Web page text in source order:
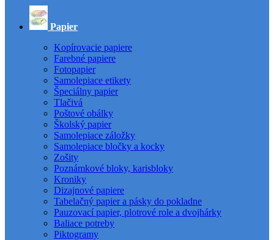
Papier
Kopírovacie papiere
Farebné papiere
Fotopapier
Samolepiace etikety
Špeciálny papier
Tlačivá
Poštové obálky
Školský papier
Samolepiace záložky
Samolepiace bločky a kocky
Zošity
Poznámkové bloky, karisbloky
Kroniky
Dizajnové papiere
Tabelačný papier a pásky do pokladne
Pauzovací papier, plotrové role a dvojhárky
Baliace potreby
Piktogramy